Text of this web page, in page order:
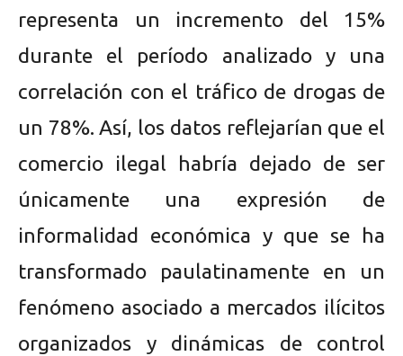
representa un incremento del 15%
durante el período analizado y una
correlación con el tráfico de drogas de
un 78%. Así, los datos reflejarían que el
comercio ilegal habría dejado de ser
únicamente una expresión de
informalidad económica y que se ha
transformado paulatinamente en un
fenómeno asociado a mercados ilícitos
organizados y dinámicas de control